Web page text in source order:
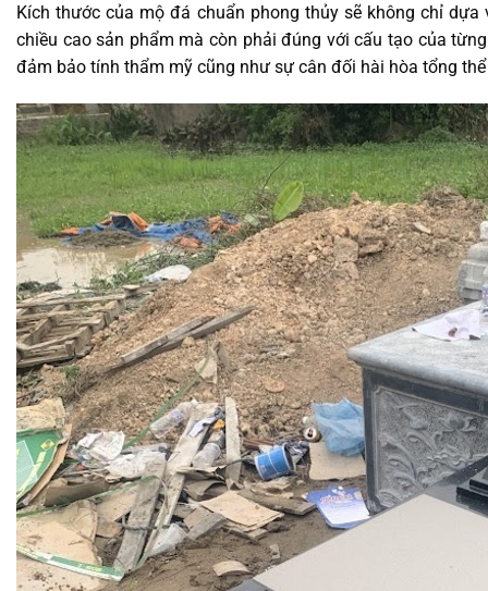
Kích thước của mộ đá chuẩn phong thủy sẽ không chỉ dựa
chiều cao sản phẩm mà còn phải đúng với cấu tạo của
đảm bảo tính thẩm mỹ cũng như sự cân đối hài hòa tổng